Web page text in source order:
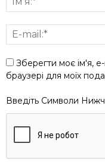
Зберегти моє ім'я,
браузері для моїх
Введіть Символи